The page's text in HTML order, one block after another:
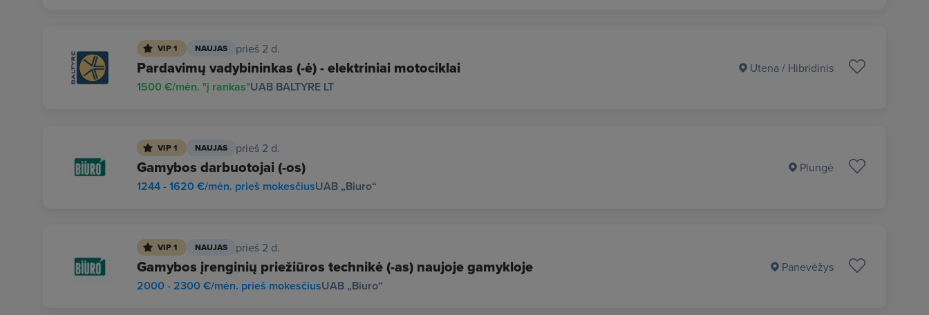
VIP 1 NAUJAS prieš 2 d.
Pardavimų vadybininkas (-ė) - elektriniai motociklai
UAB BALTYRE LT
1500 €/mėn. "į rankas"
Utena / Hibridinis
VIP 1 NAUJAS prieš 2 d.
Gamybos darbuotojai (-os)
UAB „Biuro“
1244 - 1620 €/mėn. prieš mokesčius
Plungė
VIP 1 NAUJAS prieš 2 d.
Gamybos įrenginių priežiūros technikė (-as) naujoje gamykloje
UAB „Biuro“
2000 - 2300 €/mėn. prieš mokesčius
Panevėžys